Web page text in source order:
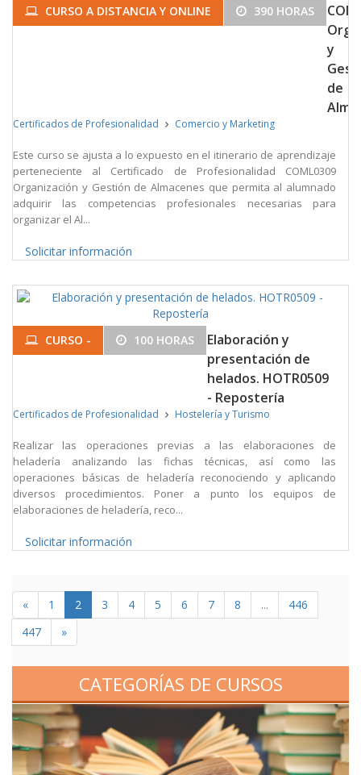
CURSO A DISTANCIA Y ONLINE 390 HORAS
y
de
Certificados de Profesionalidad Comercio y Marketing
Este curso se ajusta a lo expuesto en el itinerario de aprendizaje
perteneciente al Certificado de Profesionalidad COML0309
Organización y Gestión de Almacenes que permita al alumnado
adquirir las competencias profesionales necesarias para
organizar el Al...
Solicitar información
CURSO - 100 HORAS
Elaboración y
presentación de
helados. HOTR0509
- Repostería
Certificados de Profesionalidad Hostelería y Turismo
Realizar las operaciones previas a las elaboraciones de
heladería analizando las fichas técnicas, así como las
operaciones básicas de heladería reconociendo y aplicando
diversos procedimientos. Poner a punto los equipos de
elaboraciones de heladería, reco...
Solicitar información
« 1 2 3 4 5 6 7 8 ...
446
447
»
CATEGORÍAS DE CURSOS